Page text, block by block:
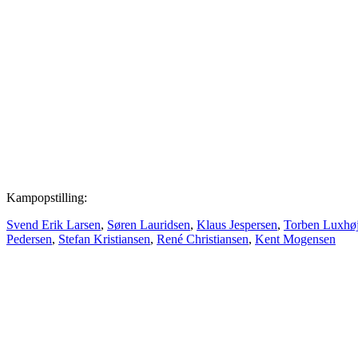
Kampopstilling:
Svend Erik Larsen, Søren Lauridsen, Klaus Jespersen, Torben
Pedersen, Stefan Kristiansen, René Christiansen, Kent Mogensen